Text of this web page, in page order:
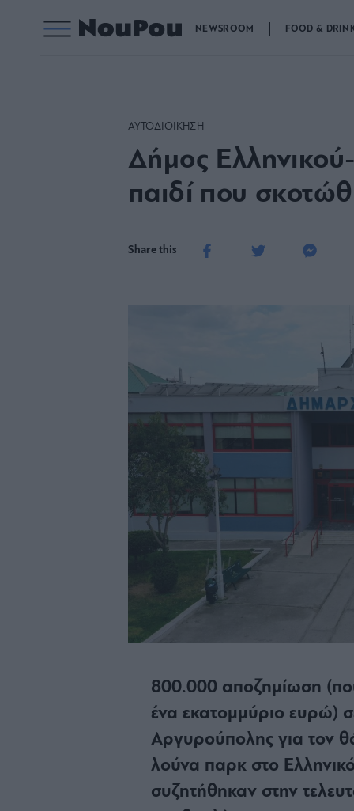
NEWSROOM FOOD &
ΑΥΤΟΔΙΟΙΚΗΣΗ
Δήμος
παιδί που
Share this
800.000 αποζημίωση
ένα εκατομμύριο ευρώ)
Αργυρούπολης για τον
λούνα παρκ στο
συζητήθηκαν στην